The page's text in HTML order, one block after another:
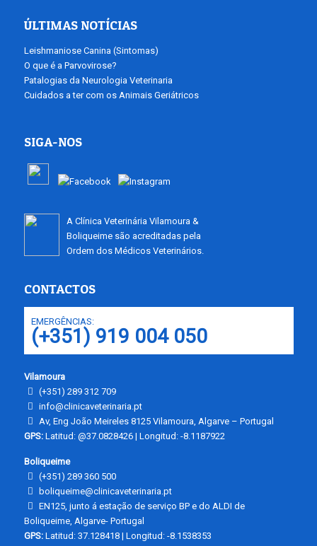
ÚLTIMAS NOTÍCIAS
Leishmaniose Canina (Sintomas)
O que é a Parvovirose?
Patalogias da Neurologia Veterinaria
Cuidados a ter com os Animais Geriátricos
SIGA-NOS
A Clínica Veterinária Vilamoura &
Boliqueime são acreditadas pela
Ordem dos Médicos Veterinários.
CONTACTOS
EMERGÊNCIAS:
(+351) 919 004 050
Vilamoura
(+351) 289 312 709
info@clinicaveterinaria.pt
Av, Eng João Meireles 8125 Vilamoura, Algarve – Portugal
GPS:Latitud: @37.0828426 | Longitud: -8.1187922
Boliqueime
(+351) 289 360 500
boliqueime@clinicaveterinaria.pt
EN125, junto á estação de serviço BP e do ALDI de
Boliqueime, Algarve- Portugal
GPS: Latitud: 37.128418 | Longitud: -8.1538353